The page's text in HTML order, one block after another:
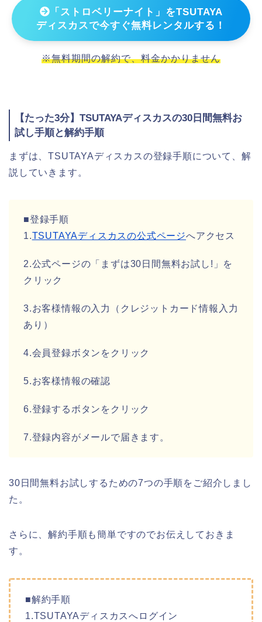
「ストロベリーナイト」をTSUTAYA
ディスカスで今すぐ無料レンタルする！
※無料期間の解約で、料金かかりません
【たった3分】TSUTAYAディスカスの30日間無料お
試し手順と解約手順
まずは、TSUTAYAディスカスの登録手順について、解
説していきます。
■登録手順
1.TSUTAYAディスカスの公式ページへアクセス
2.公式ページの「まずは30日間無料お試し!」を
クリック
3.お客様情報の入力（クレジットカード情報入力
あり）
4.会員登録ボタンをクリック
5.お客様情報の確認
6.登録するボタンをクリック
7.登録内容がメールで届きます。
30日間無料お試しするための7つの手順をご紹介しまし
た。
さらに、解約手順も簡単ですのでお伝えしておきま
す。
■解約手順
1.TSUTAYAディスカスへログイン